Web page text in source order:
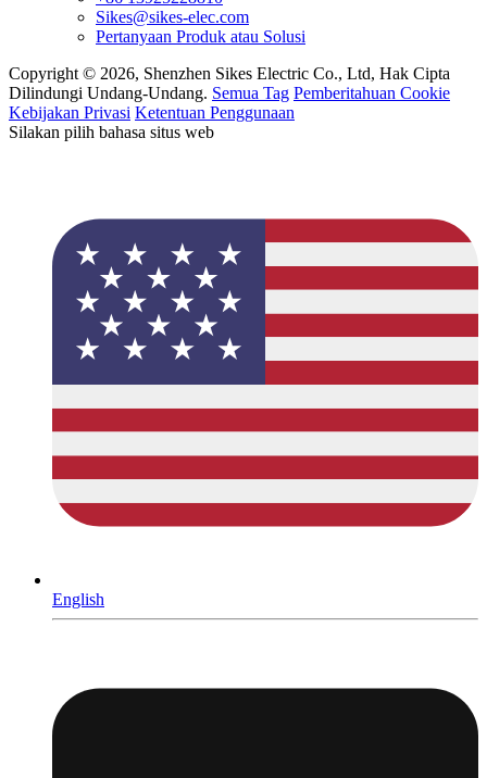
Sikes@sikes-elec.com
Pertanyaan Produk atau Solusi
Copyright © 2026, Shenzhen Sikes Electric Co., Ltd, Hak Cipta
Dilindungi Undang-Undang. Semua Tag Pemberitahuan Cookie
Kebijakan Privasi Ketentuan Penggunaan
Silakan pilih bahasa situs web
English